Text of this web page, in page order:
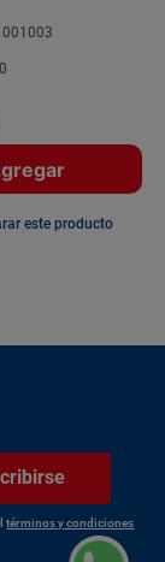
este producto
términos y condiciones